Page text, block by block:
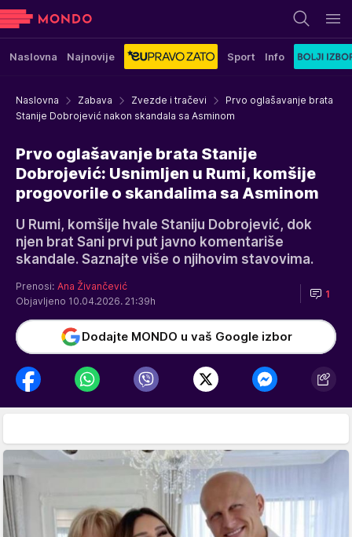
Naslovna Najnovije Sport Info
Naslovna Zabava Zvezde i tračevi
Prvo oglašavanje brata
Stanije Dobrojević nakon skandala sa Asminom
Prvo oglašavanje brata Stanije
Dobrojević: Usnimljen u Rumi, komšije
progovorile o skandalima sa Asminom
U Rumi, komšije hvale Staniju Dobrojević, dok
njen brat Sani prvi put javno komentariše
skandale. Saznajte više o njihovim stavovima.
Prenosi: Ana Živančević
Objavljeno 10.04.2026. 21:39h
1
Dodajte MONDO u vaš Google izbor